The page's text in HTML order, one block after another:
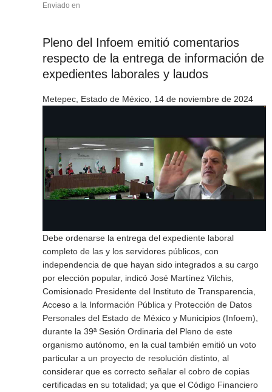
Enviado en
Pleno del Infoem emitió comentarios
respecto de la entrega de información de
expedientes laborales y laudos
Metepec, Estado de México, 14 de noviembre de 2024
Debe ordenarse la entrega del expediente laboral
completo de las y los servidores públicos, con
independencia de que hayan sido integrados a su cargo
por elección popular, indicó José Martínez Vilchis,
Comisionado Presidente del Instituto de Transparencia,
Acceso a la Información Pública y Protección de Datos
Personales del Estado de México y Municipios (Infoem),
durante la 39ª Sesión Ordinaria del Pleno de este
organismo autónomo, en la cual también emitió un voto
particular a un proyecto de resolución distinto, al
considerar que es correcto señalar el cobro de copias
certificadas en su totalidad; ya que el Código Financiero